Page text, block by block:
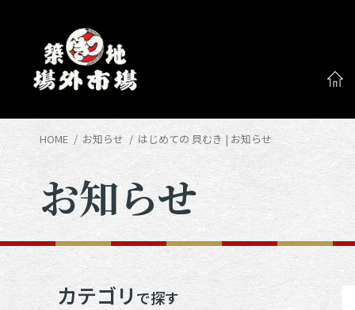
HOME お知らせ はじめての 貝むき | お知らせ
お知らせ
カテゴリ で探す